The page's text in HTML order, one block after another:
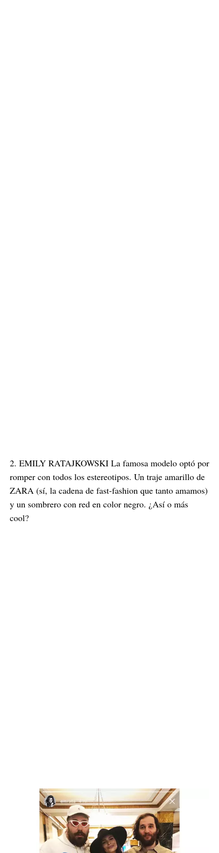
2. EMILY RATAJKOWSKI La famosa modelo optó por
romper con todos los estereotipos. Un traje amarillo de
ZARA (sí, la cadena de fast-fashion que tanto amamos)
y un sombrero con red en color negro. ¿Así o más
cool?